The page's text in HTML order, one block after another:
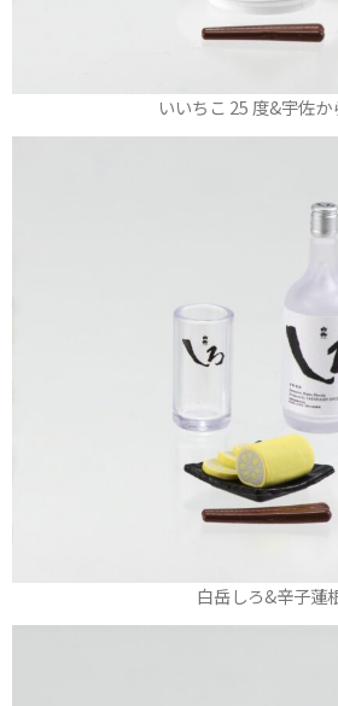
いいちこ 25 度&宇佐か
白岳しろ&辛子蓮